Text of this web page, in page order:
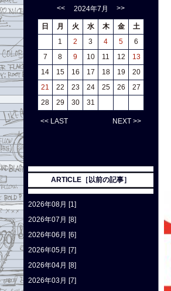
<< 2024年7月 >>
日 月 火 水 木 金
土
1
2 3 4 5
6
7
8 9 10 11 12
13
14
15 16 17 18 19
20
21
22 23 24 25 26
27
28
29 30 31
<< LAST NEXT >>
ARTICLE［以前の記事］
2026年08月 [1]
2026年07月 [8]
2026年06月 [6]
2026年05月 [7]
2026年04月 [8]
2026年03月 [7]